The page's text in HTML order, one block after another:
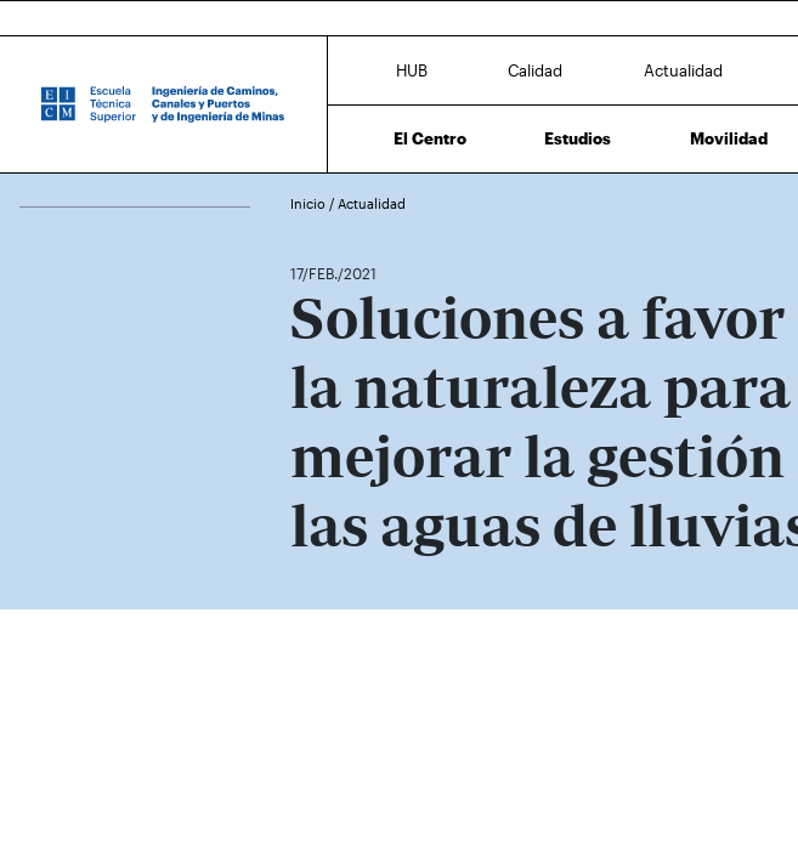
HUB Calidad Actualidad
El Centro Estudios Movilidad
Inicio / Actualidad
17/FEB./2021
Soluciones a favor
la naturaleza para
mejorar la gestión
las aguas de